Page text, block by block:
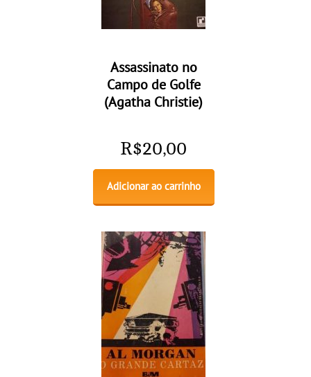
Assassinato no
Campo de Golfe
(Agatha Christie)
R$20,00
Adicionar ao carrinho